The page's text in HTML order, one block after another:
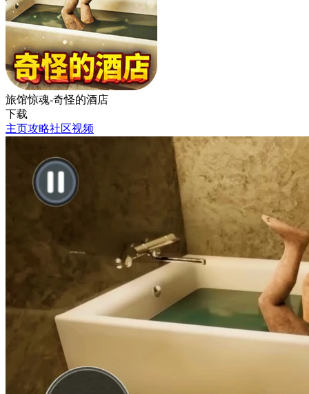
旅馆惊魂-奇怪的酒店
下载
主页攻略社区视频